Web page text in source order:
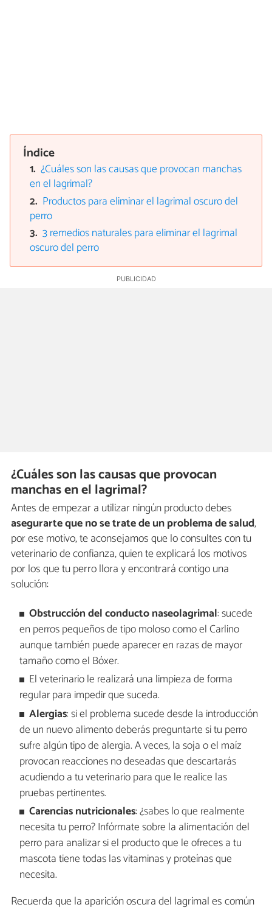
Índice
¿Cuáles son las causas que provocan manchas
en el lagrimal?
Productos para eliminar el lagrimal oscuro del
perro
3 remedios naturales para eliminar el lagrimal
oscuro del perro
¿Cuáles son las causas que provocan
manchas en el lagrimal?
Antes de empezar a utilizar ningún producto debes
asegurarte que no se trate de un problema de salud,
por ese motivo, te aconsejamos que lo consultes con tu
veterinario de confianza, quien te explicará los motivos
por los que tu perro llora y encontrará contigo una
solución:
Obstrucción del conducto naseolagrimal: sucede
en perros pequeños de tipo moloso como el Carlino
aunque también puede aparecer en razas de mayor
tamaño como el Bóxer.
El veterinario le realizará una limpieza de forma
regular para impedir que suceda.
Alergias: si el problema sucede desde la introducción
de un nuevo alimento deberás preguntarte si tu perro
sufre algún tipo de alergia. A veces, la soja o el maíz
provocan reacciones no deseadas que descartarás
acudiendo a tu veterinario para que le realice las
pruebas pertinentes.
Carencias nutricionales: ¿sabes lo que realmente
necesita tu perro? Infórmate sobre la alimentación del
perro para analizar si el producto que le ofreces a tu
mascota tiene todas las vitaminas y proteínas que
necesita.
Recuerda que la aparición oscura del lagrimal es común